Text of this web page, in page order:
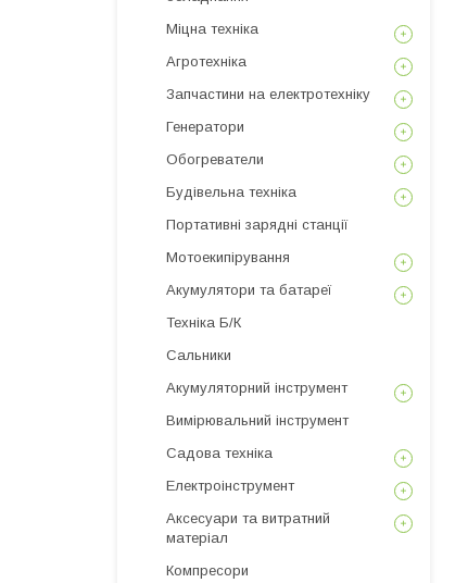
Міцна техніка
Агротехніка
Запчастини на електротехніку
Генератори
Обогреватели
Будівельна техніка
Портативні зарядні станції
Мотоекипірування
Акумулятори та батареї
Техніка Б/К
Сальники
Акумуляторний інструмент
Вимірювальний інструмент
Садова техніка
Електроінструмент
Аксесуари та витратний
матеріал
Компресори